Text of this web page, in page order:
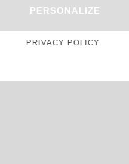
PERSONALIZE
PRIVACY POLICY